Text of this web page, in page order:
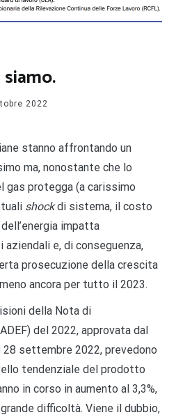
2022
stanno affrontando un
ma, nonostante che lo
gas protegga (a carissimo
shockdi sistema, il costo
impatta
e, di conseguenza,
prosecuzione della crescita
ancora per tutto il 2023.
della Nota di
del 2022, approvata dal
settembre 2022, prevedono
tendenziale del prodotto
in corso in aumento al 3,3%,
difficoltà. Viene il dubbio,